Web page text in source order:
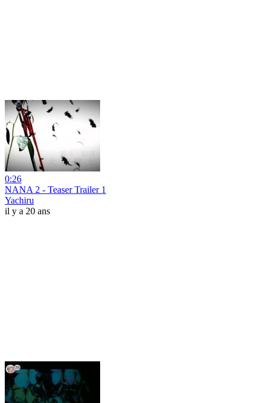
0:26
NANA 2 - Teaser Trailer 1
Yachiru
il y a 20 ans